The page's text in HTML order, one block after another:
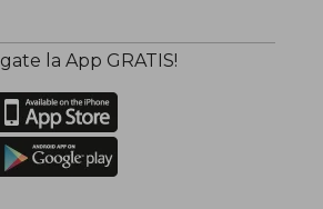
$ 55.86
$ 33.52
40%
dcto.
la App GRATIS!